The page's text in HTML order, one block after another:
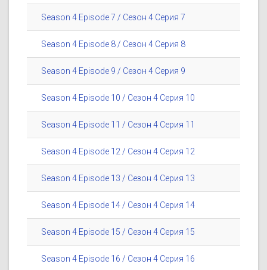
Season 4 Episode 7 / Сезон 4 Серия 7
Season 4 Episode 8 / Сезон 4 Серия 8
Season 4 Episode 9 / Сезон 4 Серия 9
Season 4 Episode 10 / Сезон 4 Серия 10
Season 4 Episode 11 / Сезон 4 Серия 11
Season 4 Episode 12 / Сезон 4 Серия 12
Season 4 Episode 13 / Сезон 4 Серия 13
Season 4 Episode 14 / Сезон 4 Серия 14
Season 4 Episode 15 / Сезон 4 Серия 15
Season 4 Episode 16 / Сезон 4 Серия 16